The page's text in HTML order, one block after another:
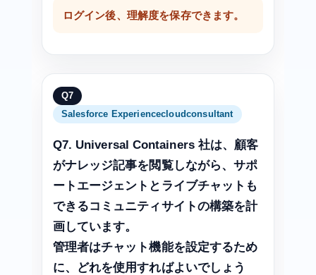
ログイン後、理解度を保存できます。
Q7
Salesforce Experiencecloudconsultant
Q7. Universal Containers 社は、顧客
がナレッジ記事を閲覧しながら、サポ
ートエージェントとライブチャットも
できるコミュニティサイトの構築を計
画しています。
管理者はチャット機能を設定するため
に、どれを使用すればよいでしょう